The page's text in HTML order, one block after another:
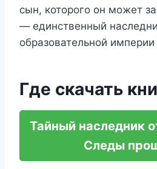
сын, которого он может
— единственный
образовательной
Где скачать
Тайный наследник
Следы